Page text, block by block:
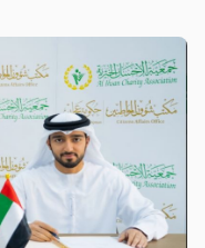
احتياجاتهم الصحية